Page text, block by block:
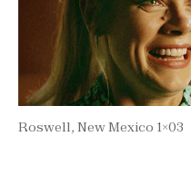
Roswell, New Mexico 1×03